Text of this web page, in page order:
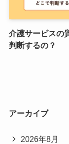
介護サービスの
判断するの？
アーカイブ
2026年8月